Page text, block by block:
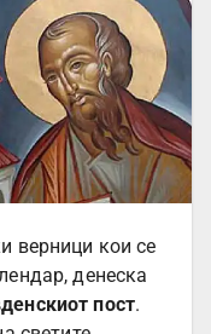
верници кои се
денеска
пост.